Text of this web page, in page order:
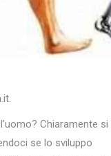
Chiaramente si
se lo sviluppo